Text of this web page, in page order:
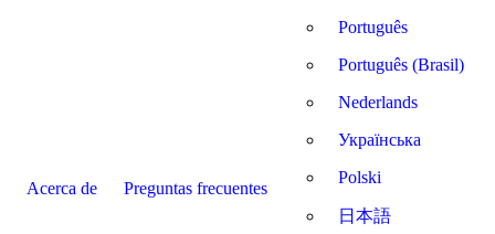
Acerca de Preguntas frecuentes
Português
Português (Brasil)
Nederlands
Українська
Polski
日本語